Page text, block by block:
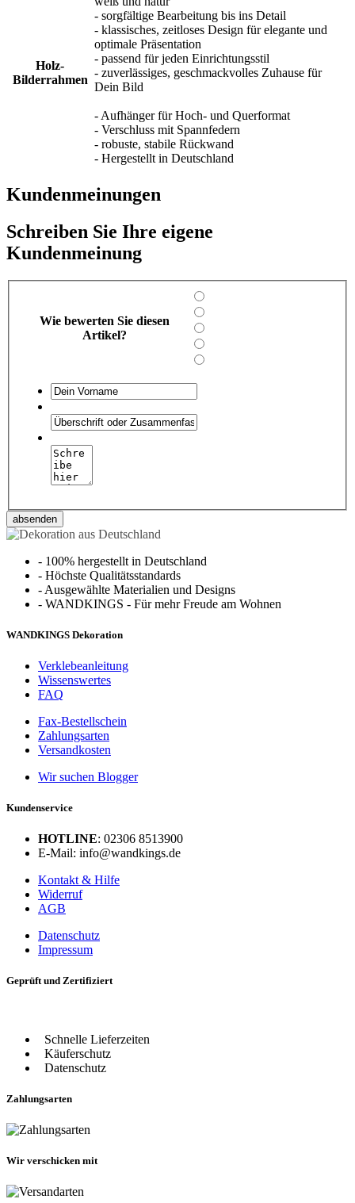
Holz-
Bilderrahmen
- sorgfältige Bearbeitung bis ins Detail
- klassisches, zeitloses Design für elegante und
optimale Präsentation
- passend für jeden Einrichtungsstil
- zuverlässiges, geschmackvolles Zuhause für
Dein Bild
- Aufhänger für Hoch- und Querformat
- Verschluss mit Spannfedern
- robuste, stabile Rückwand
- Hergestellt in Deutschland
Kundenmeinungen
Schreiben Sie Ihre eigene
Kundenmeinung
Wie bewerten Sie diesen
Artikel?
absenden
- 100% hergestellt in Deutschland
- Höchste Qualitätsstandards
- Ausgewählte Materialien und Designs
- WANDKINGS - Für mehr Freude am Wohnen
WANDKINGS Dekoration
Verklebeanleitung
Wissenswertes
FAQ
Fax-Bestellschein
Zahlungsarten
Versandkosten
Wir suchen Blogger
Kundenservice
HOTLINE: 02306 8513900
E-Mail: info@wandkings.de
Kontakt & Hilfe
Widerruf
AGB
Datenschutz
Impressum
Geprüft und Zertifiziert
Schnelle Lieferzeiten
Käuferschutz
Datenschutz
Zahlungsarten
Wir verschicken mit